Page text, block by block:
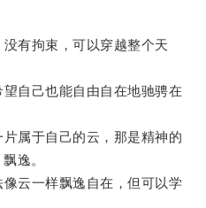
有拘束，可以穿越整个天
自己也能自由自在地驰骋在
属于自己的云，那是精神的
逸。
云一样飘逸自在，但可以学